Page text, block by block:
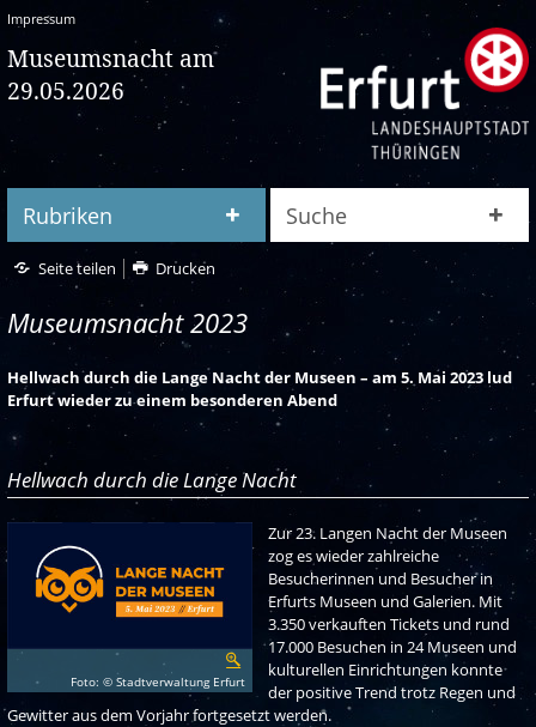
Impressum
Museumsnacht am
29.05.2026
Rubriken Suche
Seite teilen Drucken
Museumsnacht 2023
Hellwach durch die Lange Nacht der Museen – am 5. Mai 2023 lud
Erfurt wieder zu einem besonderen Abend
Hellwach durch die Lange Nacht
Vergrößern
Foto: © Stadtverwaltung Erfurt
Zur 23. Langen Nacht der Museen
zog es wieder zahlreiche
Besucherinnen und Besucher in
Erfurts Museen und Galerien. Mit
3.350 verkauften Tickets und rund
17.000 Besuchen in 24 Museen und
kulturellen Einrichtungen konnte
der positive Trend trotz Regen und
Gewitter aus dem Vorjahr fortgesetzt werden.